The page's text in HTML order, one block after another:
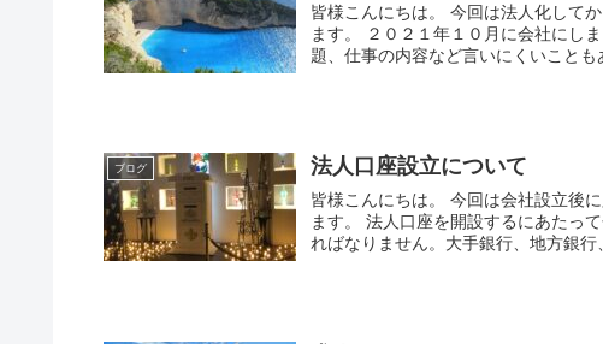
皆様こんにちは。 今回は法人化して
ます。 ２０２１年１０月に会社にし
題、仕事の内容など言いにくいことも
ブログ 法人口座設立について
皆様こんにちは。 今回は会社設立後
ます。 法人口座を開設するにあたっ
ればなりません。大手銀行、地方銀